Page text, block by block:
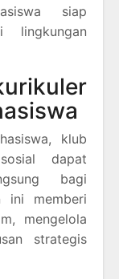
siap
lingkungan
klub
dapat
bagi
ini memberi
mengelola
strategis